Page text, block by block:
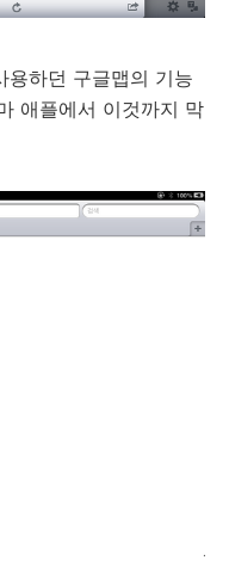
용하던 구글맵의 기능
애플에서 이것까지 막